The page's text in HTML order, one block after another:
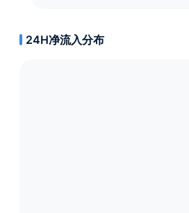
24H净流入分布